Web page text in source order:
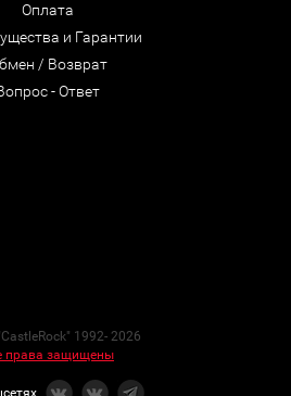
Оплата
и Гарантии
/ Возврат
- Ответ
1992- 2026
права защищены